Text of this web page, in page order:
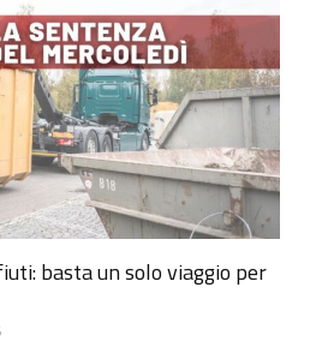
basta un solo viaggio per